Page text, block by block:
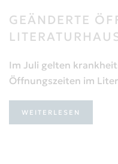
GEÄNDERTE
Im Juli gelten
Öffnungszeiten im
WEITERLESEN